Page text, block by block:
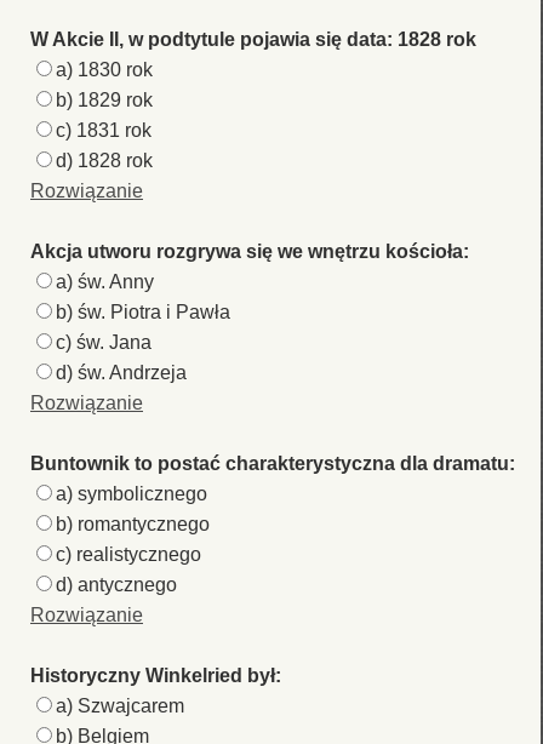
W Akcie II, w podtytule pojawia się data: 1828 rok
a) 1830 rok
b) 1829 rok
c) 1831 rok
d) 1828 rok
Rozwiązanie
Akcja utworu rozgrywa się we wnętrzu kościoła:
a) św. Anny
b) św. Piotra i Pawła
c) św. Jana
d) św. Andrzeja
Rozwiązanie
Buntownik to postać charakterystyczna dla dramatu:
a) symbolicznego
b) romantycznego
c) realistycznego
d) antycznego
Rozwiązanie
Historyczny Winkelried był:
a) Szwajcarem
b) Belgiem